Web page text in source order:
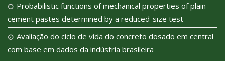
Probabilistic functions of mechanical properties of plain
cement pastes determined by a reduced-size test
Avaliação do ciclo de vida do concreto dosado em central
com base em dados da indústria brasileira